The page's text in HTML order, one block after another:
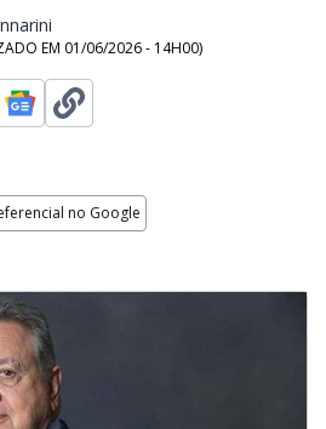
EM 01/06/2026 - 14H00)
no Google